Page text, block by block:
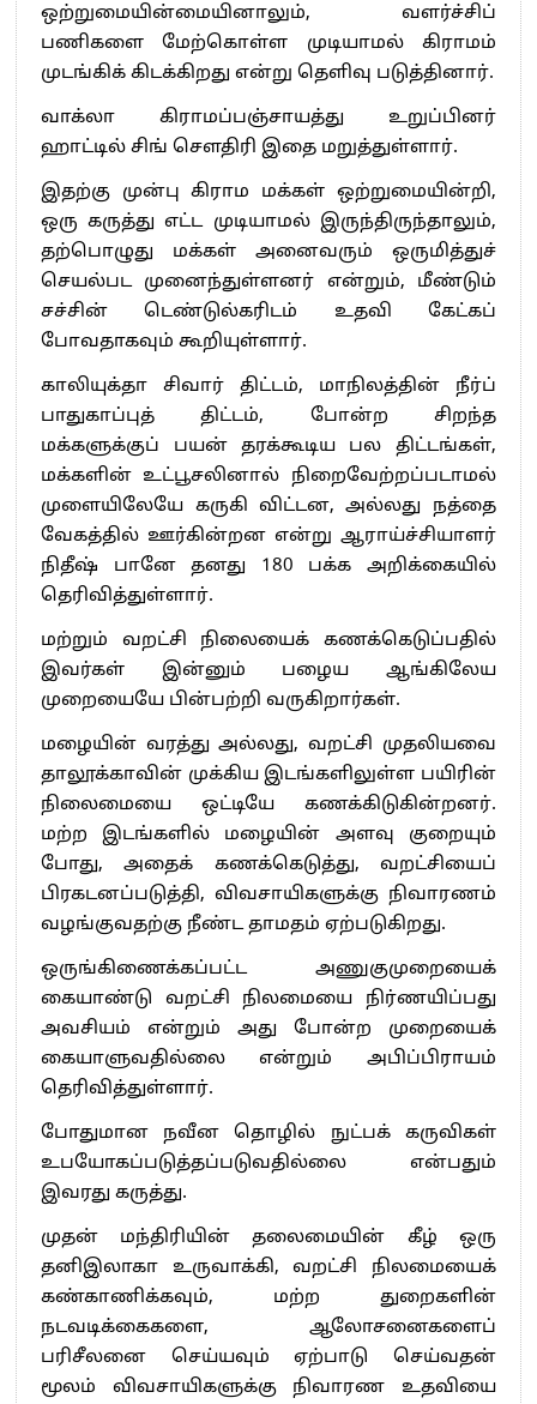
ஒற்றுமையின்மையினாலும், வளர்ச்சிப்
பணிகளை மேற்கொள்ள முடியாமல் கிராமம்
முடங்கிக் கிடக்கிறது என்று தெளிவு படுத்தினார்.
வாக்லா கிராமப்பஞ்சாயத்து உறுப்பினர்
ஹாட்டில் சிங் சௌதிரி இதை மறுத்துள்ளார்.
இதற்கு முன்பு கிராம மக்கள் ஒற்றுமையின்றி,
ஒரு கருத்து எட்ட முடியாமல் இருந்திருந்தாலும்,
தற்பொழுது மக்கள் அனைவரும் ஒருமித்துச்
செயல்பட முனைந்துள்ளனர் என்றும், மீண்டும்
சச்சின் டெண்டுல்கரிடம் உதவி கேட்கப்
போவதாகவும் கூறியுள்ளார்.
காலியுக்தா சிவார் திட்டம், மாநிலத்தின் நீர்ப்
பாதுகாப்புத் திட்டம், போன்ற சிறந்த
மக்களுக்குப் பயன் தரக்கூடிய பல திட்டங்கள்,
மக்களின் உட்பூசலினால் நிறைவேற்றப்படாமல்
முளையிலேயே கருகி விட்டன, அல்லது நத்தை
வேகத்தில் ஊர்கின்றன என்று ஆராய்ச்சியாளர்
நிதீஷ் பானே தனது 180 பக்க அறிக்கையில்
தெரிவித்துள்ளார்.
மற்றும் வறட்சி நிலையைக் கணக்கெடுப்பதில்
இவர்கள் இன்னும் பழைய ஆங்கிலேய
முறையையே பின்பற்றி வருகிறார்கள்.
மழையின் வரத்து அல்லது, வறட்சி முதலியவை
தாலூக்காவின் முக்கிய இடங்களிலுள்ள பயிரின்
நிலைமையை ஒட்டியே கணக்கிடுகின்றனர்.
மற்ற இடங்களில் மழையின் அளவு குறையும்
போது, அதைக் கணக்கெடுத்து, வறட்சியைப்
பிரகடனப்படுத்தி, விவசாயிகளுக்கு நிவாரணம்
வழங்குவதற்கு நீண்ட தாமதம் ஏற்படுகிறது.
ஒருங்கிணைக்கப்பட்ட அணுகுமுறையைக்
கையாண்டு வறட்சி நிலமையை நிர்ணயிப்பது
அவசியம் என்றும் அது போன்ற முறையைக்
கையாளுவதில்லை என்றும் அபிப்பிராயம்
தெரிவித்துள்ளார்.
போதுமான நவீன தொழில் நுட்பக் கருவிகள்
உபயோகப்படுத்தப்படுவதில்லை என்பதும்
இவரது கருத்து.
முதன் மந்திரியின் தலைமையின் கீழ் ஒரு
தனிஇலாகா உருவாக்கி, வறட்சி நிலமையைக்
கண்காணிக்கவும், மற்ற துறைகளின்
நடவடிக்கைகளை, ஆலோசனைகளைப்
பரிசீலனை செய்யவும் ஏற்பாடு செய்வதன்
மூலம் விவசாயிகளுக்கு நிவாரண உதவியை